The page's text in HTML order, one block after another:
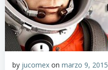
by jucomex on marzo 9, 2015